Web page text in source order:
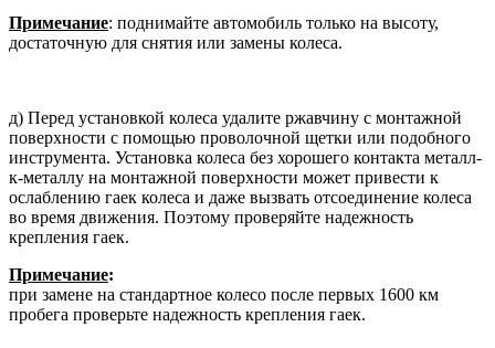
Примечание: поднимайте автомо­биль только на высоту,
достаточ­ную для снятия или замены колеса.
д) Перед установкой колеса удалите ржавчину с монтажной
поверхности с помощью проволочной щетки или подобного
инструмента. Установка колеса без хорошего контакта ме­талл-
к-металлу на монтажной по­верхности может привести к
ослаб­лению гаек колеса и даже вызвать отсоединение колеса
во время дви­жения. Поэтому проверяйте надеж­ность
крепления гаек.
Примечание:
при замене на стан­дартное колесо после первых 1600 км
пробега проверьте надеж­ность крепления гаек.